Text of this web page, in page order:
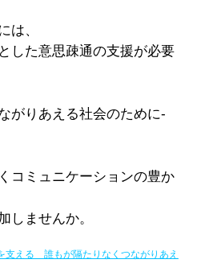
は、
した意思疎通の支援が必要
がりあえる社会のために­­­
コミュニケーションの豊か
しませんか。
支える 誰もが隔たりなくつながりあえ